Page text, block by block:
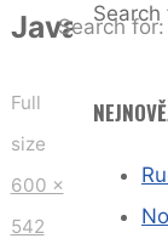
Search for:
Java_70cl
Full
size
600 ×
542
Search